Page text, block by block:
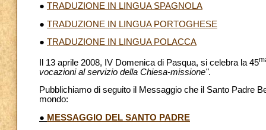
● TRADUZIONE IN LINGUA SPAGNOLA
● TRADUZIONE IN LINGUA PORTOGHESE
● TRADUZIONE IN LINGUA POLACCA
Il 13 aprile 2008, IV Domenica di Pasqua, si celebra la 45
vocazioni al servizio della Chiesa-missione".
Pubblichiamo di seguito il Messaggio che il Santo Padre
mondo:
● MESSAGGIO DEL SANTO PADRE